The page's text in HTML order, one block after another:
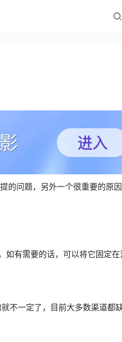
的问题，另外一个很重要的原
有需要的话，可以将它固定在
一定了，目前大多数渠道都缺